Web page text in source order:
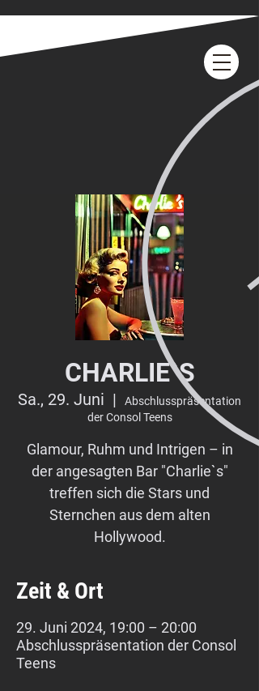
CHARLIE`S
Sa., 29. Juni
  |
Abschlusspräsentation
der Consol Teens
Glamour, Ruhm und Intrigen – in
der angesagten Bar "Charlie`s"
treffen sich die Stars und
Sternchen aus dem alten
Hollywood.
Zeit & Ort
29. Juni 2024, 19:00 – 20:00
Abschlusspräsentation der Consol
Teens